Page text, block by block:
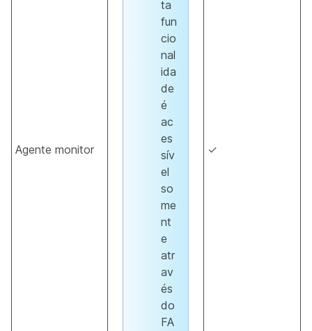
Agente monitor
ta
fun
cio
nal
ida
de
é
ac
es
sív
el
so
me
nt
e
atr
av
és
do
FA
✓